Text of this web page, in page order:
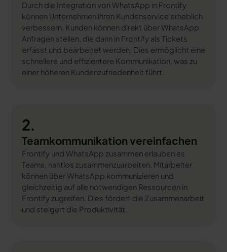
Durch die Integration von WhatsApp in Frontify
können Unternehmen ihren Kundenservice erheblich
verbessern. Kunden können direkt über WhatsApp
Anfragen stellen, die dann in Frontify als Tickets
erfasst und bearbeitet werden. Dies ermöglicht eine
schnellere und effizientere Kommunikation, was zu
einer höheren Kundenzufriedenheit führt.
2.
Teamkommunikation vereinfachen
Frontify und WhatsApp zusammen erlauben es
Teams, nahtlos zusammenzuarbeiten. Mitarbeiter
können über WhatsApp kommunizieren und
gleichzeitig auf alle notwendigen Ressourcen in
Frontify zugreifen. Dies fördert die Zusammenarbeit
und steigert die Produktivität.